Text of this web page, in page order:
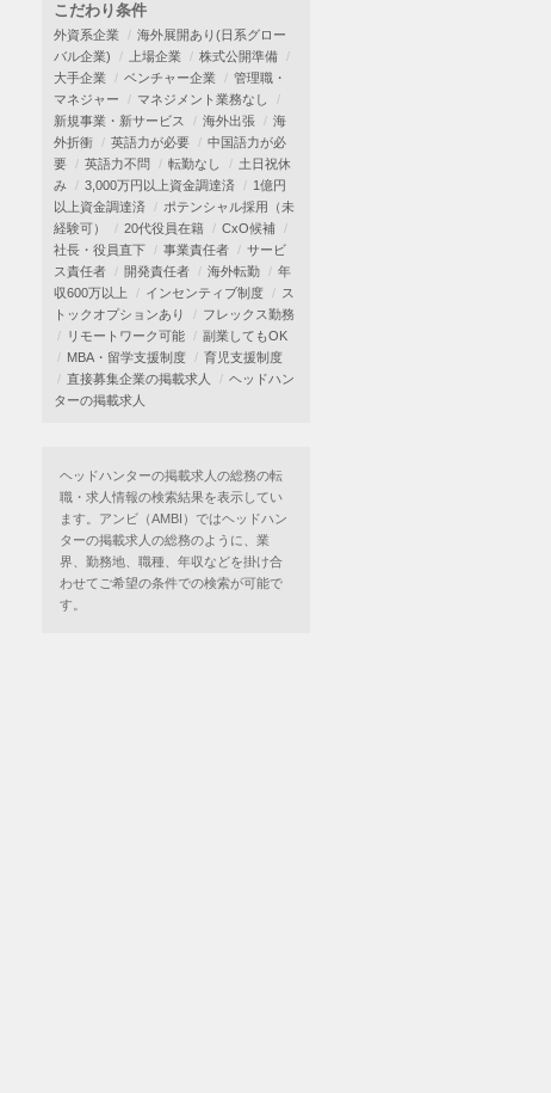
こだわり条件
外資系企業
海外展開あり(日系グロー
バル企業)
上場企業
株式公開準備
大手企業
ベンチャー企業
管理職・
マネジャー
マネジメント業務なし
新規事業・新サービス
海外出張
海
外折衝
英語力が必要
中国語力が必
要
英語力不問 転勤なし
土日祝休
み
3,000万円以上資金調達済
1億円
以上資金調達済
ポテンシャル採用（未
経験可）
20代役員在籍
CxO候補
社長・役員直下
事業責任者
サービ
ス責任者
開発責任者 海外転勤
年
収600万以上
インセンティブ制度
ス
トックオプションあり
フレックス勤務
リモートワーク可能
副業してもOK
MBA・留学支援制度
育児支援制度
直接募集企業の掲載求人
ヘッドハン
ターの掲載求人
ヘッドハンターの掲載求人の総務の転
職・求人情報の検索結果を表示してい
ます。アンビ（AMBI）ではヘッドハン
ターの掲載求人の総務のように、業
界、勤務地、職種、年収などを掛け合
わせてご希望の条件での検索が可能で
す。